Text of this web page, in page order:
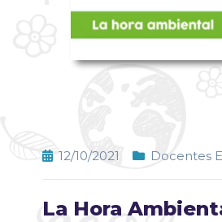
12/10/2021 Docentes
La Hora